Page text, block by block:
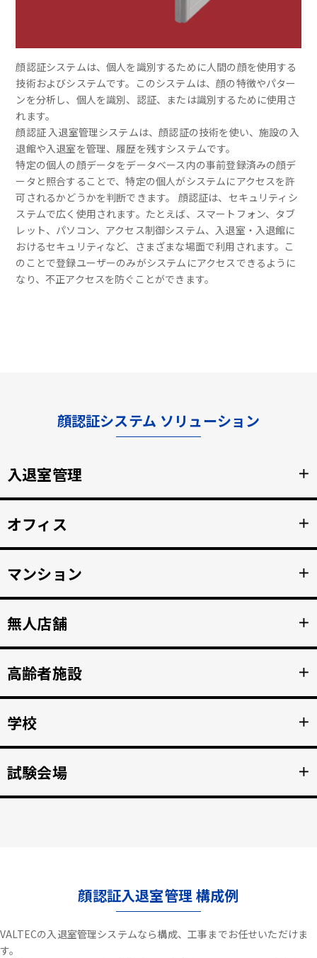
顔認証システムは、個人を識別するために人間の顔を使用する
技術およびシステムです。このシステムは、顔の特徴やパター
ンを分析し、個人を識別、認証、または識別するために使用さ
れます。
顔認証 入退室管理システムは、顔認証の技術を使い、施設の入
退館や入退室を管理、履歴を残すシステムです。
特定の個人の顔データをデータベース内の事前登録済みの顔デ
ータと照合することで、特定の個人がシステムにアクセスを許
可されるかどうかを判断できます。 顔認証は、セキュリティシ
ステムで広く使用されます。たとえば、スマートフォン、タブ
レット、パソコン、アクセス制御システム、入退室・入退館に
おけるセキュリティなど、さまざまな場面で利用されます。こ
のことで登録ユーザーのみがシステムにアクセスできるように
なり、不正アクセスを防ぐことができます。
顔認証システム ソリューション
入退室管理 ＋
くし、紛失のリスクと再発行コストの削減。
詳細を見る >>
オフィス ＋
動勤怠管理。
詳細を見る >>
マンション ＋
スマホへ接続。 入居者の顔を認証して、手ぶらでドア解
錠。
詳細を見る >>
無人店舗 ＋
時間無人営業を実現。
詳細を見る >>
高齢者施設 ＋
検知、スマホへの着信アラートで重大事故を防止。
詳細を見る >>
学校 ＋
詳細を見る >>
試験会場 ＋
顔認証入退室管理 構成例
VALTECの入退室管理システムなら構成、工事までお任せいただけま
す。